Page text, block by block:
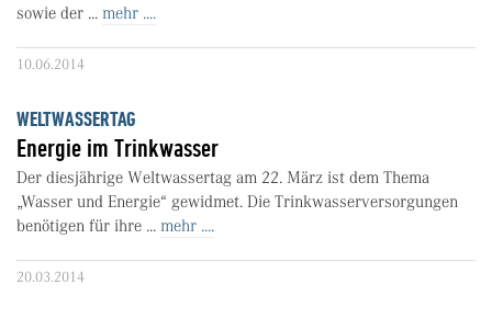
sowie der ... mehr ....
10.06.2014
WELTWASSERTAG
Energie im Trinkwasser
Der diesjährige Weltwassertag am 22. März ist dem Thema
„Wasser und Energie“ gewidmet. Die Trinkwasserversorgungen
benötigen für ihre ... mehr ....
20.03.2014